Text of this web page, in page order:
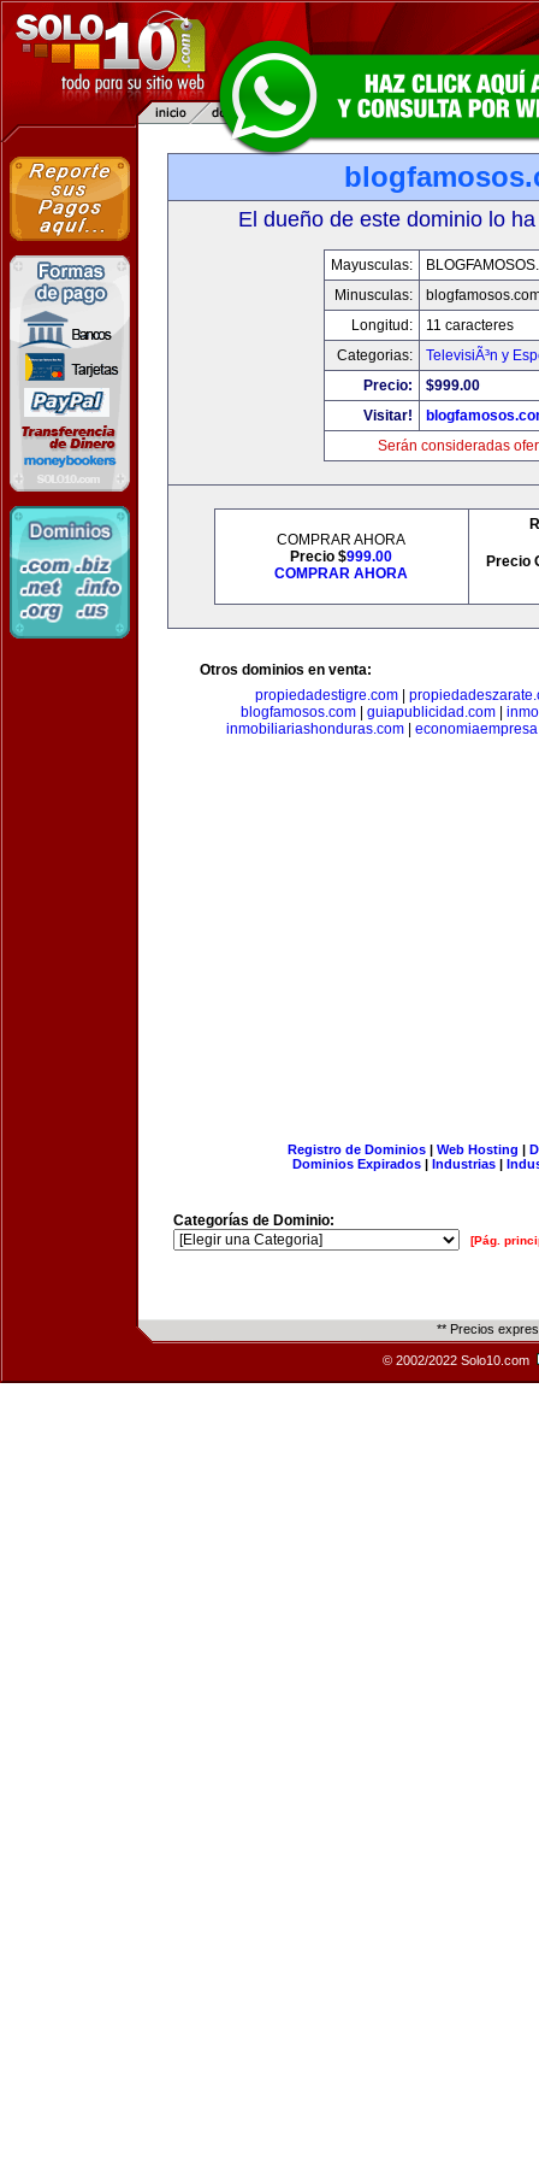
El dueño de este dominio lo
Mayusculas:
Minusculas:
Longitud:
11 caracteres
Categorias:
TelevisiÃ³n y
Precio:
$999.00
Visitar!
Serán consideradas
COMPRAR AHORA
Precio $999.00
COMPRAR AHORA
Precio
Otros dominios en venta:
propiedadestigre.com
blogfamosos.com
guiapublicidad.com
inmobiliariashonduras.com
Registro de Dominios| Web Hosting |
Dominios Expirados | Industrias |
Categorías de Dominio:
[Pág.
** Precios
© 2002/2022 Solo10.com